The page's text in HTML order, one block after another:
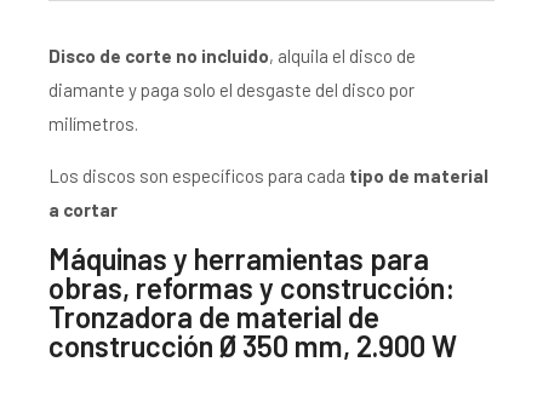
Disco de corte no incluido, alquila el disco de
diamante y paga solo el desgaste del disco por
milímetros.
Los discos son específicos para cada tipo de material
a cortar
Máquinas y herramientas para
obras, reformas y construcción:
Tronzadora de material de
construcción Ø 350 mm, 2.900 W